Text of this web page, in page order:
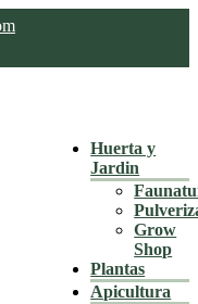
Huerta y
Jardin
Grow
Shop
Plantas
Apicultura